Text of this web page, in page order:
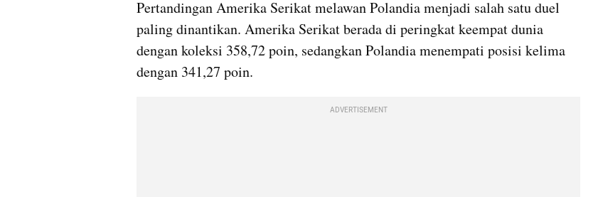
Pertandingan Amerika Serikat melawan Polandia menjadi salah satu duel
paling dinantikan. Amerika Serikat berada di peringkat keempat dunia
dengan koleksi 358,72 poin, sedangkan Polandia menempati posisi kelima
dengan 341,27 poin.
ADVERTISEMENT